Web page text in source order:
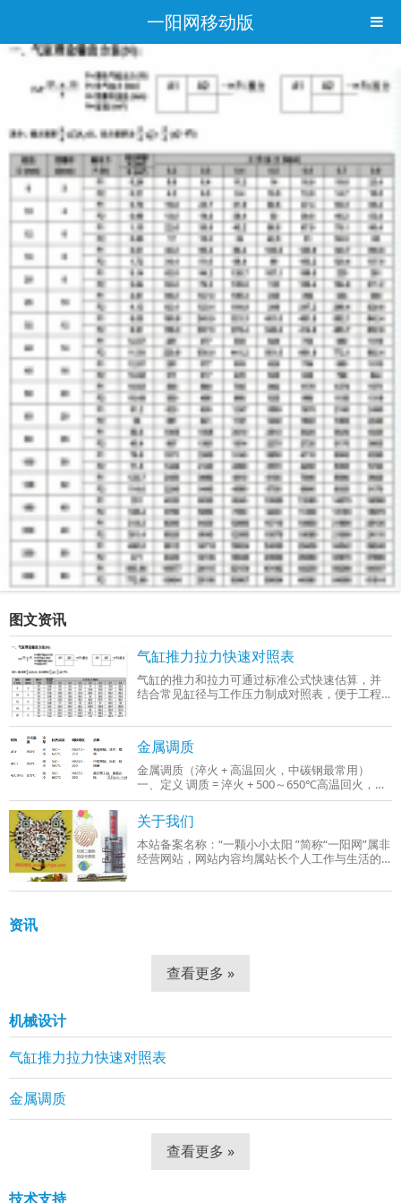
一阳网移动版
图文资讯
气缸推力拉力快速对照表
气缸的推力和拉力可通过标准公式快速估算，并
结合常见缸径与工作压力制成对照表，便于工程
力0.4–0.6 MPa）整理的‌气缸推力与拉力快
金属调质
金属调质（淬火 + 高温回火，中碳钢最常用）
一、定义 调质 = 淬火 + 500～650℃高温回火，只
适用于中碳钢、中碳合金钢（C：0.3%～0.5%），
成品组织：回火索氏体（铁素体 + 细小球状碳
关于我们
本站备案名称：“一颗小小太阳 ”简称“一阳网”属非
经营网站，网站内容均属站长个人工作与生活的
制、网站组建等。
资讯
查看更多 »
机械设计
气缸推力拉力快速对照表
金属调质
查看更多 »
技术支持